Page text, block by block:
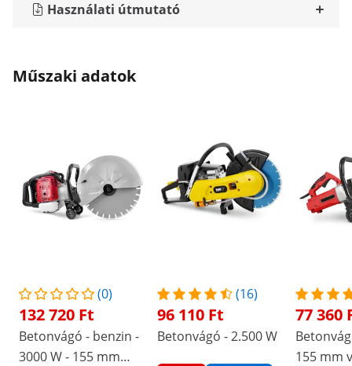
Használati útmutató
Műszaki adatok
(0)
132 720 Ft
Betonvágó - benzin -
3000 W - 155 mm
(16)
96 110 Ft
Betonvágó - 2.500 W
77 360
155 mm